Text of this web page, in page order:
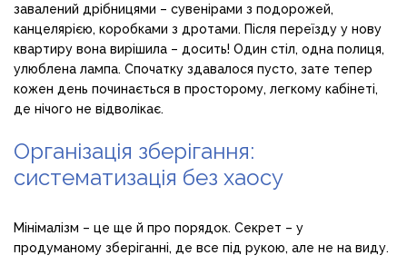
завалений дрібницями – сувенірами з подорожей,
канцелярією, коробками з дротами. Після переїзду у нову
квартиру вона вирішила – досить! Один стіл, одна полиця,
улюблена лампа. Спочатку здавалося пусто, зате тепер
кожен день починається в просторому, легкому кабінеті,
де нічого не відволікає.
Організація зберігання:
систематизація без хаосу
Мінімалізм – це ще й про порядок. Секрет – у
продуманому зберіганні, де все під рукою, але не на виду.